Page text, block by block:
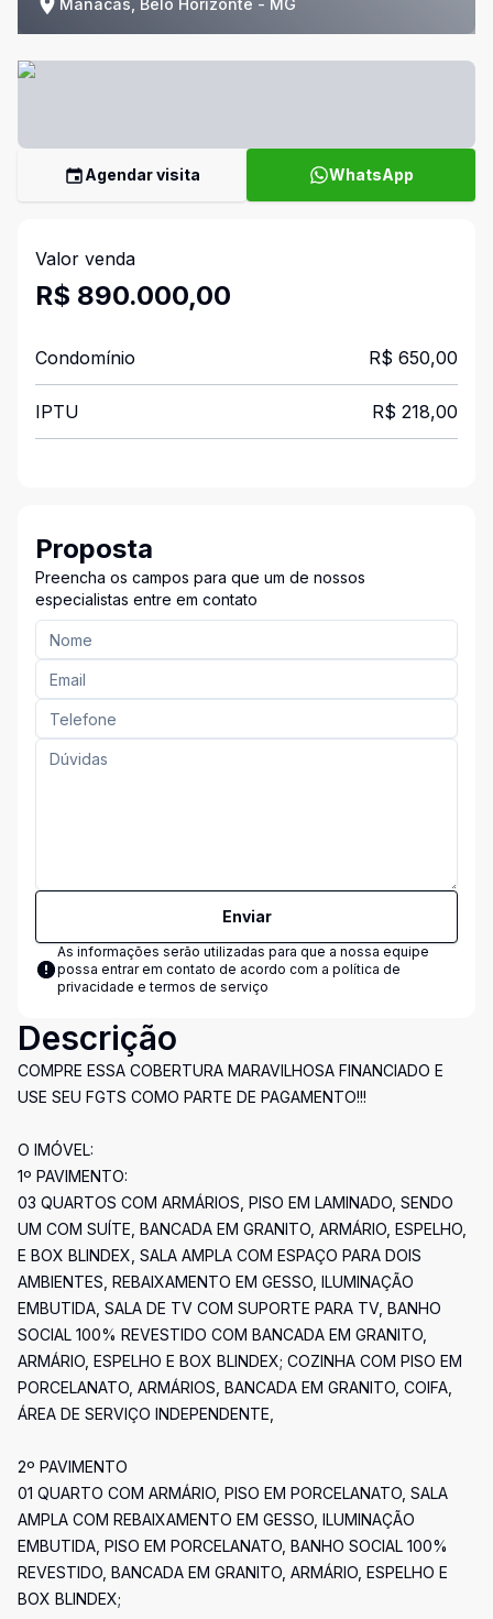
Manacás, Belo Horizonte - MG
Agendar visita WhatsApp
Valor venda
R$ 890.000,00
Condomínio R$ 650,00
IPTU R$ 218,00
Proposta
Preencha os campos para que um de nossos
especialistas entre em contato
Enviar
As informações serão utilizadas para que a nossa equipe
possa entrar em contato de acordo com a política de
privacidade e termos de serviço
Descrição
COMPRE ESSA COBERTURA MARAVILHOSA FINANCIADO E
USE SEU FGTS COMO PARTE DE PAGAMENTO!!!
O IMÓVEL:
1º PAVIMENTO:
03 QUARTOS COM ARMÁRIOS, PISO EM LAMINADO, SENDO
UM COM SUÍTE, BANCADA EM GRANITO, ARMÁRIO, ESPELHO,
E BOX BLINDEX, SALA AMPLA COM ESPAÇO PARA DOIS
AMBIENTES, REBAIXAMENTO EM GESSO, ILUMINAÇÃO
EMBUTIDA, SALA DE TV COM SUPORTE PARA TV, BANHO
SOCIAL 100% REVESTIDO COM BANCADA EM GRANITO,
ARMÁRIO, ESPELHO E BOX BLINDEX; COZINHA COM PISO EM
PORCELANATO, ARMÁRIOS, BANCADA EM GRANITO, COIFA,
ÁREA DE SERVIÇO INDEPENDENTE,
2º PAVIMENTO
01 QUARTO COM ARMÁRIO, PISO EM PORCELANATO, SALA
AMPLA COM REBAIXAMENTO EM GESSO, ILUMINAÇÃO
EMBUTIDA, PISO EM PORCELANATO, BANHO SOCIAL 100%
REVESTIDO, BANCADA EM GRANITO, ARMÁRIO, ESPELHO E
BOX BLINDEX;